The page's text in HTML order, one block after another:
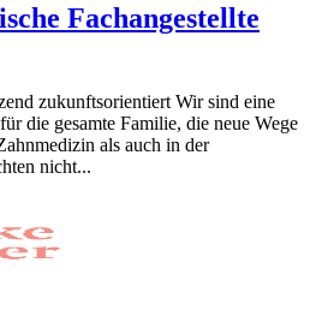
Fachangestellte
zukunftsorientiert Wir sind eine
die gesamte Familie, die neue Wege
als auch in der
nicht...